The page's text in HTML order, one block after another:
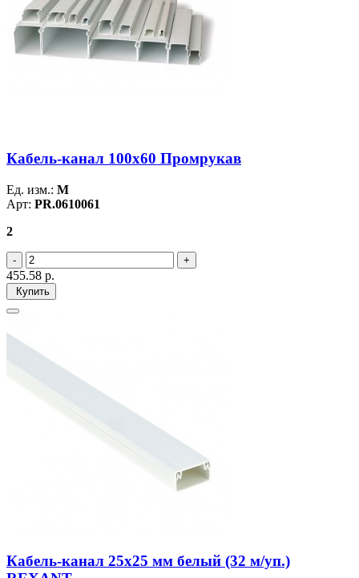
Кабель-канал 100x60 Промрукав
Ед. изм.: М
Арт: PR.0610061
2
455.58 р.
Купить
Кабель-канал 25х25 мм белый (32 м/уп.)